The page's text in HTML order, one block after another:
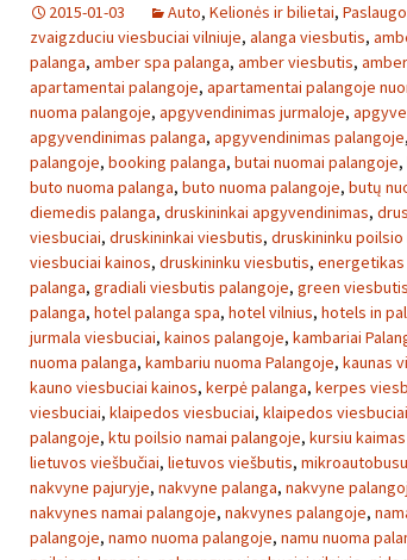
2015-01-03 Auto, Kelionės ir bilietai,
zvaigzduciu viesbuciai vilniuje, alanga viesbutis,
palanga, amber spa palanga, amber viesbutis,
apartamentai palangoje, apartamentai palangoje
nuoma palangoje, apgyvendinimas jurmaloje,
apgyvendinimas palanga, apgyvendinimas palangoje,
palangoje, booking palanga, butai nuomai palangoje,
buto nuoma palanga, buto nuoma palangoje, butų
diemedis palanga, druskininkai apgyvendinimas,
viesbuciai, druskininkai viesbutis, druskininku poilsio
viesbuciai kainos, druskininku viesbutis,
palanga, gradiali viesbutis palangoje, green viesbutis
palanga, hotel palanga spa, hotel vilnius, hotels in
jurmala viesbuciai, kainos palangoje, kambariai
nuoma palanga, kambariu nuoma Palangoje, kaunas
kauno viesbuciai kainos, kerpė palanga, kerpes
viesbuciai, klaipedos viesbuciai, klaipedos
palangoje, ktu poilsio namai palangoje, kursiu
lietuvos viešbučiai, lietuvos viešbutis,
nakvyne pajuryje, nakvyne palanga, nakvyne
nakvynes namai palangoje, nakvynes palangoje,
palangoje, namo nuoma palangoje, namu nuoma